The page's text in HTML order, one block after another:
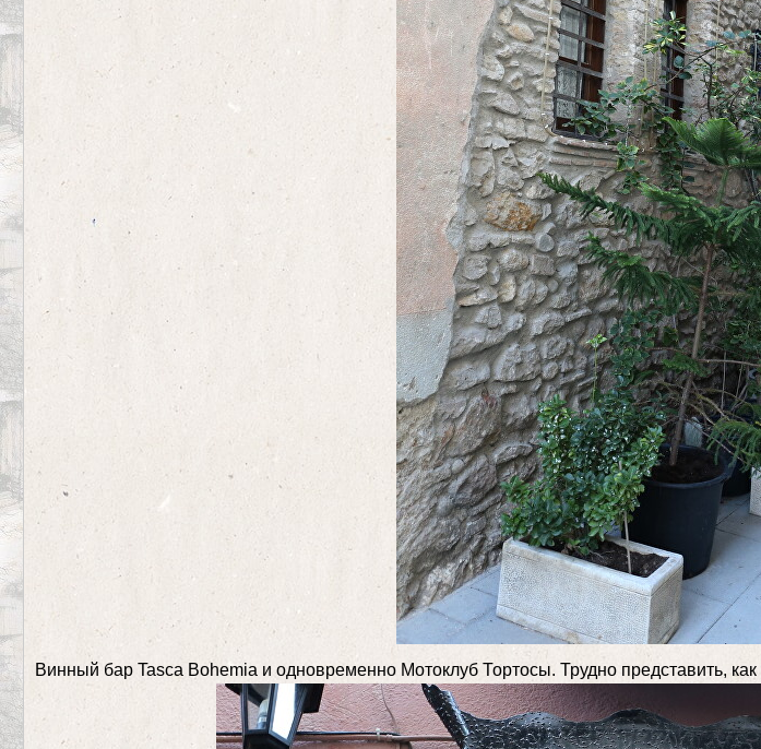
Винный бар Tasca Bohemia и одновременно Мотоклуб Тортосы. Трудно представить,